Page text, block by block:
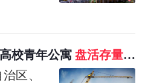
“盘活存
校青年公寓 盘活存量保
区、